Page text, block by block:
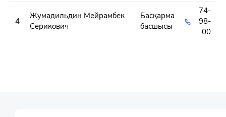
4
Жумадильдин Мейрамбек
Серикович
Басқарма
басшысы
74-
98-
00